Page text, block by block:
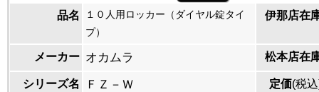
品名
１０人用ロッカー（ダイヤル錠タイ
プ）
伊那店在
メーカー オカムラ 松本店在
シリーズ名 ＦＺ－Ｗ 定価(税